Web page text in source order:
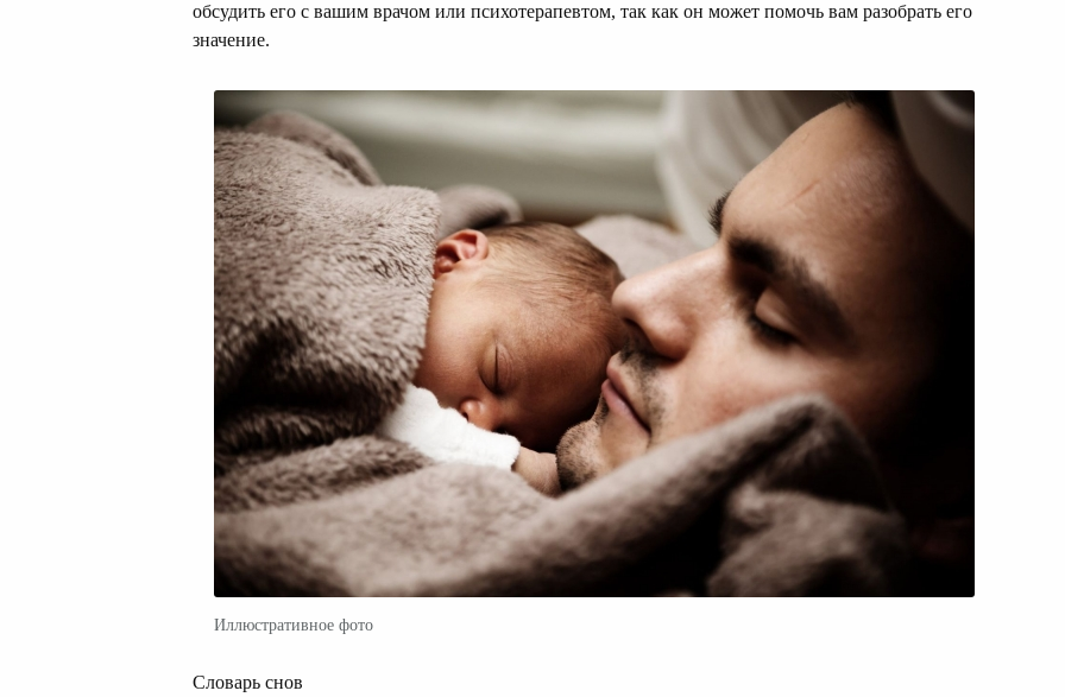
обсудить его с вашим врачом или психотерапевтом, так как он может помочь вам разобрать его
значение.
Иллюстративное фото
Словарь снов